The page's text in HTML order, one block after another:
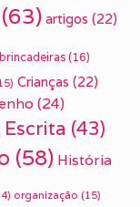
(63) artigos (22)
brincadeiras (16)
Crianças (22)
(24)
Escrita (43)
(58) História
organização (15)